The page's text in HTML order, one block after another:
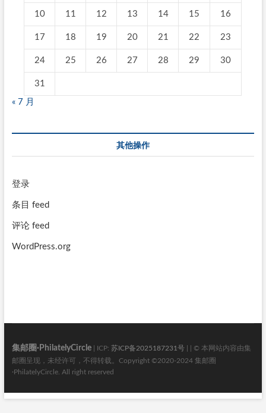
10 11 12 13 14 15 16
17 18 19 20 21 22 23
24 25 26 27 28 29 30
31
« 7 月
其他操作
登录
条目 feed
评论 feed
WordPress.org
集邮圈·PhilatelyCircle| ICP: 苏ICP备2025187231号| | © 本网站内容由集
邮圈呈现，未经许可，不得转载。Copyright ©2020-2024 集邮圈
·PhilatelyCircle. All right reserved